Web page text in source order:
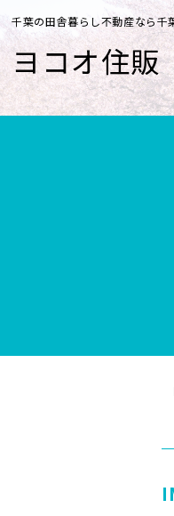
千葉の田舎暮らし不動産なら千
ヨコオ住販